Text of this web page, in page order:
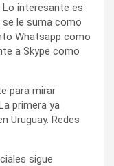
Lo interesante es
le suma como
Whatsapp como
a Skype como
para mirar
primera ya
Uruguay. Redes
sigue